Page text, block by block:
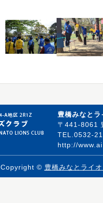
豊橋みなと
〒441-8061
TEL.0532-
http://
Copyright © 豊橋みなとライ